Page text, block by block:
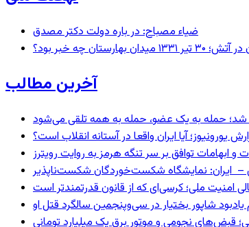
ضیاء مصباح: در باره دولت دکتر مصدق
چه خبر بود؟
آخرین مطالب
شد؛ حمله به یک عضو، حمله به همه تلقی می‌شود
یورونیوز؛ آیا ایران واقعا در آستانه انقلاب است؟
و ابهامات توافق بر سر تنگه هرمز به روایت رویترز
– ایران: نمایشگاه شکست‌خوردگان شکست‌ناپذیر
امنیت ملی؛ کرسی‌ای که از قانون قدرتمندتر است
یادبود شاپور بختیار در سی‌وپنجمین سالگرد قتل او
قبض‌های نجومی و موتور برق یک میلیارد تومانی